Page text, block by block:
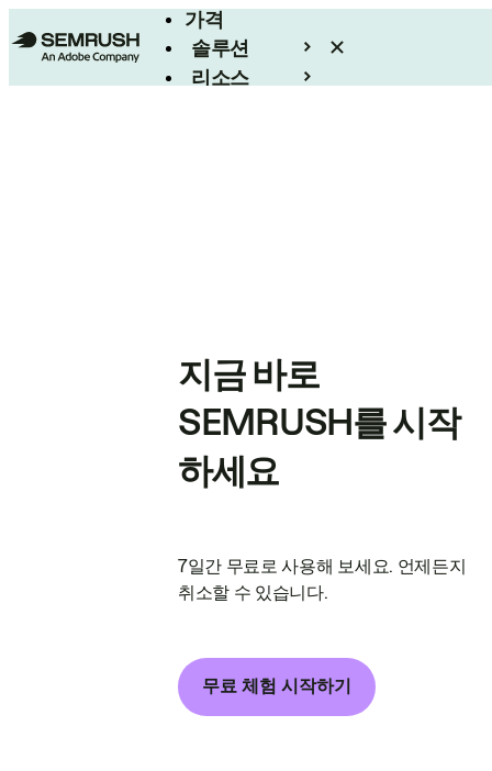
가격
솔루션
리소스
지금 바로
SEMRUSH를 시작
하세요
7일간 무료로 사용해 보세요. 언제든지
취소할 수 있습니다.
무료 체험 시작하기